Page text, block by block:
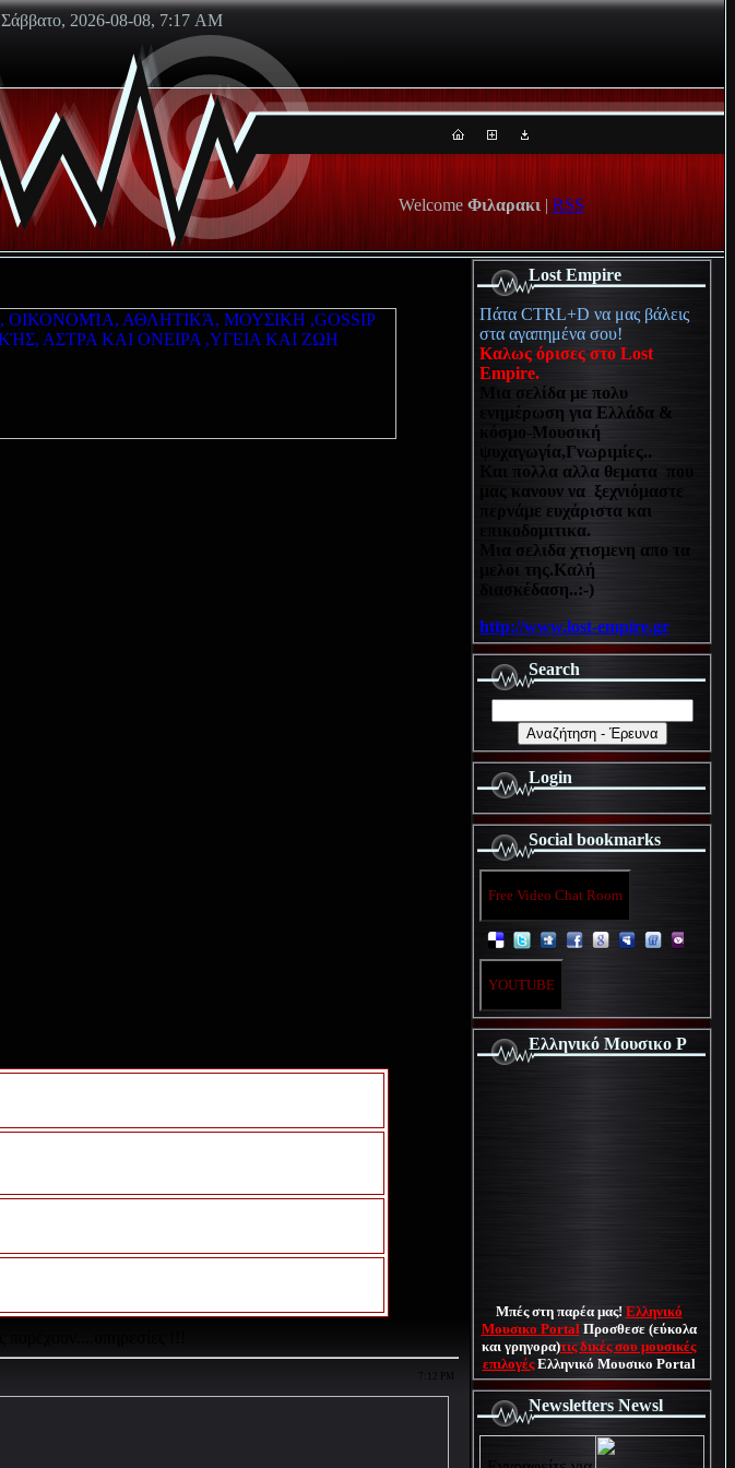
Σάββατο, 2026-08-08, 7:17 AM
Welcome Φιλαρακι | RSS
7:12 PM
Lost Empire
Πάτα CTRL+D να μας βάλεις
στα αγαπημένα σου!
Καλως όρισες στο Lost
Empire.
Μια σελίδα με πολυ
ενημέρωση για Ελλάδα &
κόσμο-Μουσική
ψυχαγωγία,Γνωριμίες..
Και πολλα αλλα θεματα που
μας κανουν να ξεχνιόμαστε
περνάμε ευχάριστα και
επικοδομιτικα.
Μια σελιδα χτισμενη απο τα
μελοι της.Καλή
διασκέδαση..:-)
http://www.lost-empire.gr
Search
Login
Social bookmarks
Free Video Chat Room
YOUTUBE
Ελληνικό Μουσικο P
Μπές στη παρέα μας! Ελληνικό
Μουσικο Portal Προσθεσε (εύκολα
και γρηγορα)τις δικές σου μουσικές
επιλογές Ελληνικό Μουσικο Portal
Newsletters Newsl